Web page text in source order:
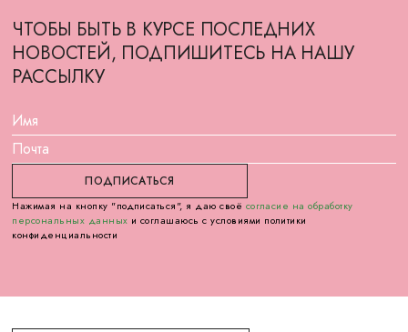
ЧТОБЫ БЫТЬ В КУРСЕ ПОСЛЕДНИХ
НОВОСТЕЙ, ПОДПИШИТЕСЬ НА НАШУ
РАССЫЛКУ
Нажимая на кнопку "подписаться", я даю своё согласие на обработку
персональных данных и соглашаюсь с условиями политики
конфиденциальности